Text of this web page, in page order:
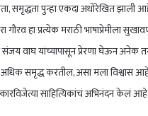
समृद्धता पुन्हा एकदा अधोरेखित झाली
गौरव हा प्रत्येक मराठी भाषाप्रेमीला
वाघ यांच्यापासून प्रेरणा घेऊन अनेक
अधिक समृद्ध करतील, असा मला विश्वास
साहित्यिकांचं अभिनंदन केलं आहे.